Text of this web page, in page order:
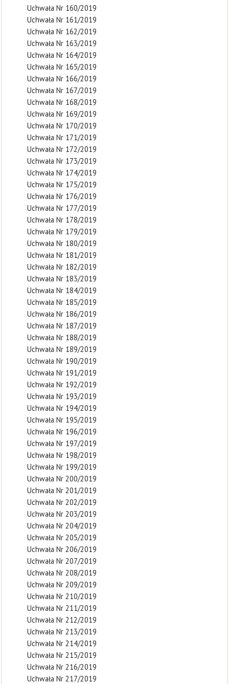
Uchwała Nr 160/2019
Uchwała Nr 161/2019
Uchwała Nr 162/2019
Uchwała Nr 163/2019
Uchwała Nr 164/2019
Uchwała Nr 165/2019
Uchwała Nr 166/2019
Uchwała Nr 167/2019
Uchwała Nr 168/2019
Uchwała Nr 169/2019
Uchwała Nr 170/2019
Uchwała Nr 171/2019
Uchwała Nr 172/2019
Uchwała Nr 173/2019
Uchwała Nr 174/2019
Uchwała Nr 175/2019
Uchwała Nr 176/2019
Uchwała Nr 177/2019
Uchwała Nr 178/2019
Uchwała Nr 179/2019
Uchwała Nr 180/2019
Uchwała Nr 181/2019
Uchwała Nr 182/2019
Uchwała Nr 183/2019
Uchwała Nr 184/2019
Uchwała Nr 185/2019
Uchwała Nr 186/2019
Uchwała Nr 187/2019
Uchwała Nr 188/2019
Uchwała Nr 189/2019
Uchwała Nr 190/2019
Uchwała Nr 191/2019
Uchwała Nr 192/2019
Uchwała Nr 193/2019
Uchwała Nr 194/2019
Uchwała Nr 195/2019
Uchwała Nr 196/2019
Uchwała Nr 197/2019
Uchwała Nr 198/2019
Uchwała Nr 199/2019
Uchwała Nr 200/2019
Uchwała Nr 201/2019
Uchwała Nr 202/2019
Uchwała Nr 203/2019
Uchwała Nr 204/2019
Uchwała Nr 205/2019
Uchwała Nr 206/2019
Uchwała Nr 207/2019
Uchwała Nr 208/2019
Uchwała Nr 209/2019
Uchwała Nr 210/2019
Uchwała Nr 211/2019
Uchwała Nr 212/2019
Uchwała Nr 213/2019
Uchwała Nr 214/2019
Uchwała Nr 215/2019
Uchwała Nr 216/2019
Uchwała Nr 217/2019